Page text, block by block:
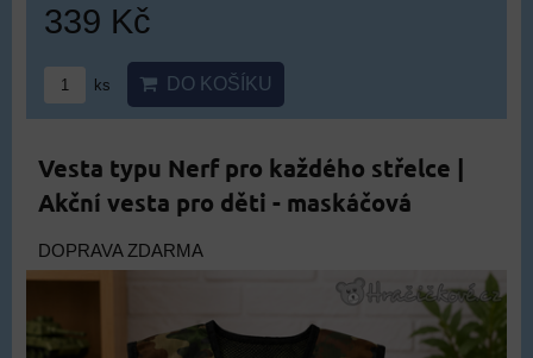
339 Kč
ks DO KOŠÍKU
Vesta typu Nerf pro každého střelce |
Akční vesta pro děti - maskáčová
DOPRAVA ZDARMA